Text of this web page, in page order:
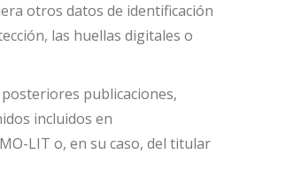
otros datos de identificación
las huellas digitales o
publicaciones,
incluidos en
LIT o, en su caso, del titular